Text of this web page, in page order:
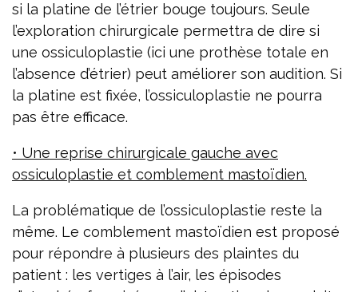
si la platine de l’étrier bouge toujours. Seule
l’exploration chirurgicale permettra de dire si
une ossiculoplastie (ici une prothèse totale en
l’absence d’étrier) peut améliorer son audition. Si
la platine est fixée, l’ossiculoplastie ne pourra
pas être efficace.
• Une reprise chirurgicale gauche avec
ossiculoplastie et comblement mastoïdien.
La problématique de l’ossiculoplastie reste la
même. Le comblement mastoïdien est proposé
pour répondre à plusieurs des plaintes du
patient : les vertiges à l’air, les épisodes